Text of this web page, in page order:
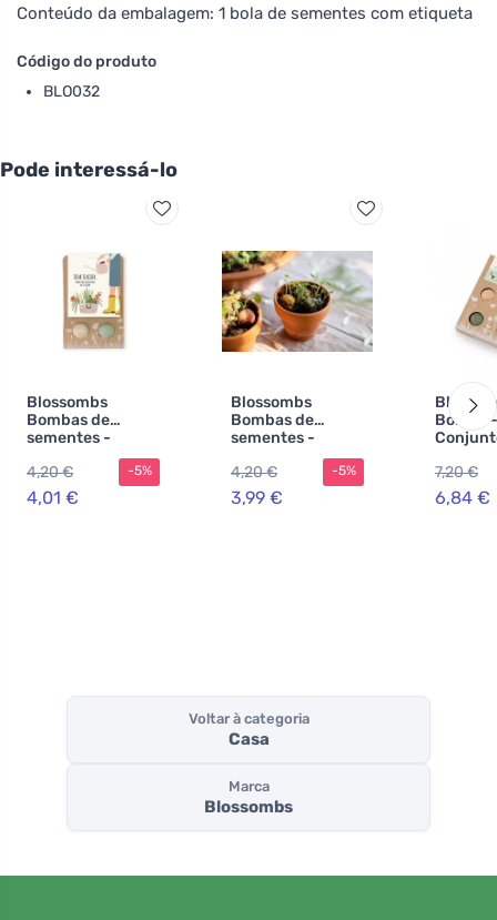
Conteúdo da embalagem: 1 bola de sementes com etiqueta
Código do produto
BLO032
Pode interessá-lo
Blossombs
Bombas de
sementes -
Pequena prenda
para professores
- Flores (2 unid.)
4,20 €
4,01 €
-5%
Blossombs
Bombas de
sementes -
Pequena prenda
para professores
- Coelhinho (2
peças)
4,20 €
3,99 €
-5%
Bombs -
-
e
7,20 €
6,84 €
Voltar à categoria
Casa
Marca
Blossombs